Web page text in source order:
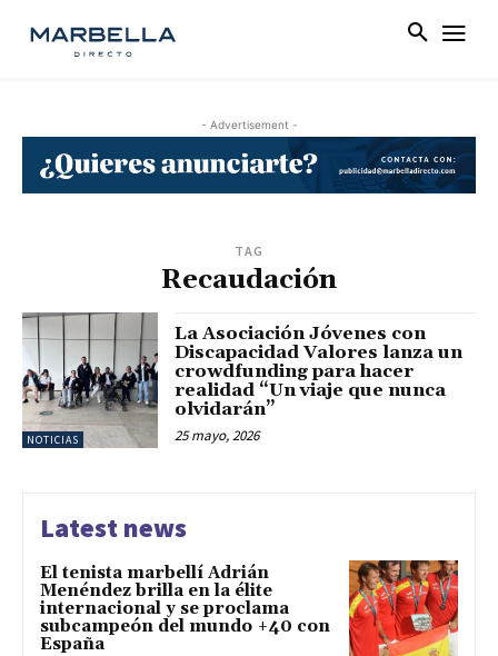
- Advertisement -
TAG
Recaudación
NOTICIAS
La Asociación Jóvenes con
Discapacidad Valores lanza un
crowdfunding para hacer
realidad “Un viaje que nunca
olvidarán”
25 mayo, 2026
Latest news
El tenista marbellí Adrián
Menéndez brilla en la élite
internacional y se proclama
subcampeón del mundo +40 con
España